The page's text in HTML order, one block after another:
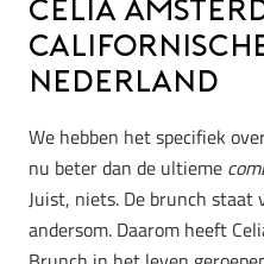
Celia
Nederland
We hebben het specifiek
nu beter dan de ultieme
Juist, niets. De brunch staat
andersom. Daarom heeft